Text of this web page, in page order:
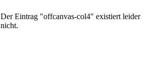
Der Eintrag "offcanvas-col4" existiert leider
nicht.